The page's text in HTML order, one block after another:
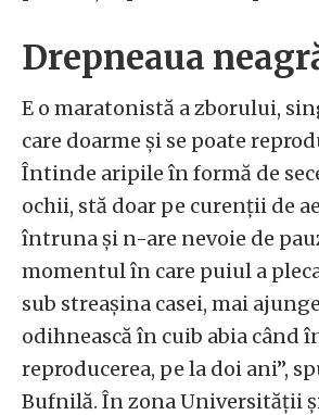
Drepneaua
E o maratonistă a zborului,
care doarme și se poate
Întinde aripile în formă de
ochii, stă doar pe curenții de
întruna și n-are nevoie de
momentul în care puiul a
sub streașina casei, mai
odihnească în cuib abia când
reproducerea, pe la doi ani”,
Bufnilă. În zona Universității